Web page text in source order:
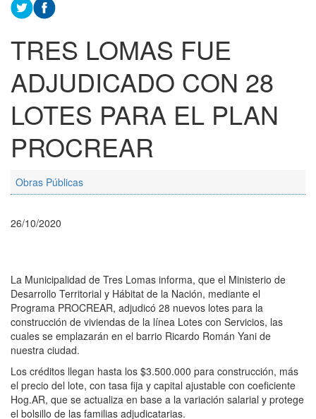
TRES LOMAS FUE
ADJUDICADO CON 28
LOTES PARA EL PLAN
PROCREAR
Obras Públicas
26/10/2020
La Municipalidad de Tres Lomas informa, que el Ministerio de
Desarrollo Territorial y Hábitat de la Nación, mediante el
Programa PROCREAR, adjudicó 28 nuevos lotes para la
construcción de viviendas de la línea Lotes con Servicios, las
cuales se emplazarán en el barrio Ricardo Román Yani de
nuestra ciudad.
Los créditos llegan hasta los $3.500.000 para construcción, más
el precio del lote, con tasa fija y capital ajustable con coeficiente
Hog.AR, que se actualiza en base a la variación salarial y protege
el bolsillo de las familias adjudicatarias.